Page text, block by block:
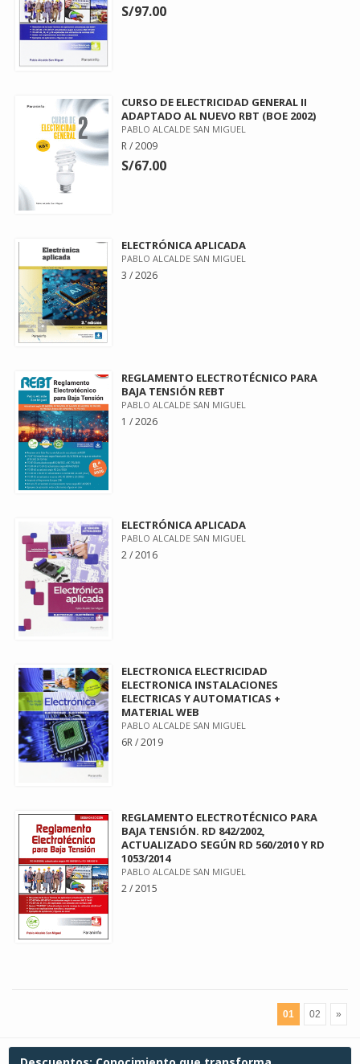
S/97.00
CURSO DE ELECTRICIDAD GENERAL II
ADAPTADO AL NUEVO RBT (BOE 2002)
PABLO ALCALDE SAN MIGUEL
R / 2009
S/67.00
ELECTRÓNICA APLICADA
PABLO ALCALDE SAN MIGUEL
3 / 2026
REGLAMENTO ELECTROTÉCNICO PARA
BAJA TENSIÓN REBT
PABLO ALCALDE SAN MIGUEL
1 / 2026
ELECTRÓNICA APLICADA
PABLO ALCALDE SAN MIGUEL
2 / 2016
ELECTRONICA ELECTRICIDAD
ELECTRONICA INSTALACIONES
ELECTRICAS Y AUTOMATICAS +
MATERIAL WEB
PABLO ALCALDE SAN MIGUEL
6R / 2019
REGLAMENTO ELECTROTÉCNICO PARA
BAJA TENSIÓN. RD 842/2002,
ACTUALIZADO SEGÚN RD 560/2010 Y RD
1053/2014
PABLO ALCALDE SAN MIGUEL
2 / 2015
01 02 »